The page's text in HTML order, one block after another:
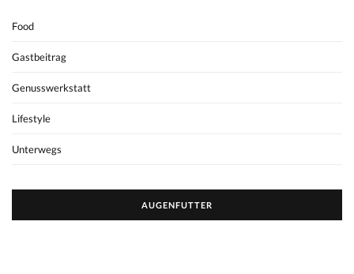
Food
Gastbeitrag
Genusswerkstatt
Lifestyle
Unterwegs
AUGENFUTTER